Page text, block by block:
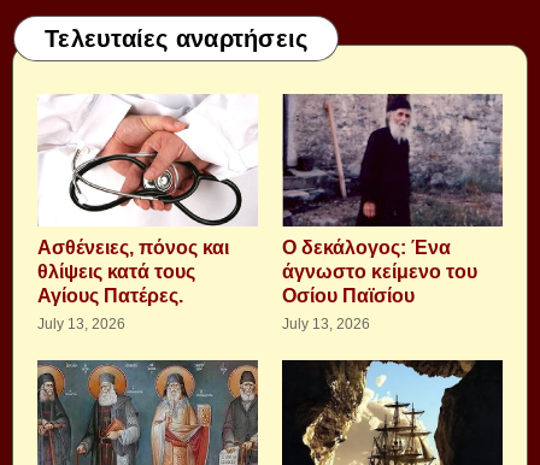
Τελευταίες αναρτήσεις
Aσθένειες, πόνος και
θλίψεις κατά τους
Αγίους Πατέρες.
July 13, 2026
Ο δεκάλογος: Ένα
άγνωστο κείμενο του
Οσίου Παϊσίου
July 13, 2026